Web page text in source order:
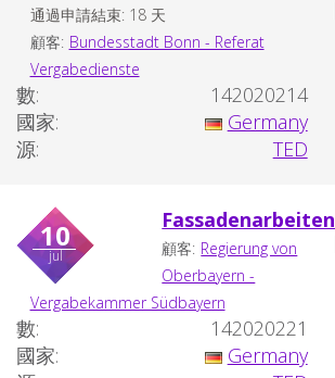
通過申請結束: 18 天
顧客: Bundesstadt Bonn - Referat
Vergabedienste
數:
142020214
國家:
Germany
源:
TED
10
jul
Fassadenarbeiten
顧客: Regierung von
Oberbayern -
Vergabekammer Südbayern
數:
142020221
國家:
Germany